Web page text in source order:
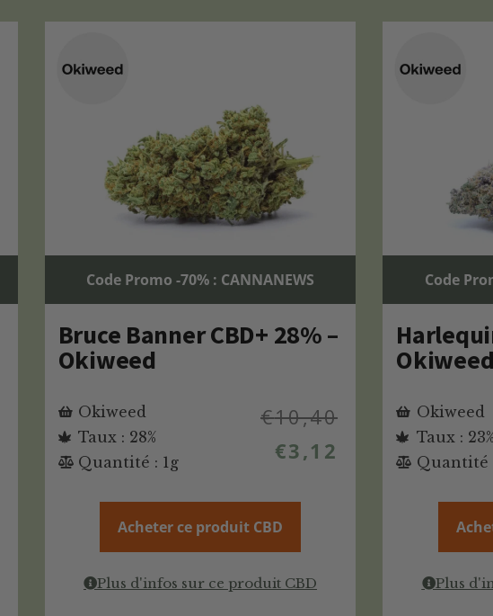
Code Promo -70% : CANNANEWS
Bruce Banner CBD+ 28% –
Okiweed
Okiweed
Taux : 28%
Quantité : 1g
€10,40
€3,12
Acheter ce produit CBD
Plus d'infos sur ce produit CBD
Code
Okiweed
Taux :
Quantité
Plus